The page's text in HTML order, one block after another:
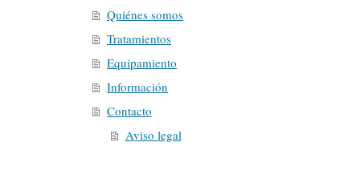
Quiénes somos
Tratamientos
Equipamiento
Información
Contacto
Aviso legal